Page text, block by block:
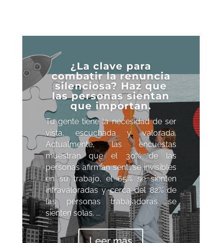
¿La clave para
combatir la renuncia
silenciosa? Haz que
las personas sientan
que importan.
Tu gente tiene la necesidad de ser
vista, escuchada y valorada.
Actualmente, las encuestas
muestran que el 30% de las
personas afirman sentirse invisibles
en su trabajo, el 65% se sienten
infravaloradas y cerca del 82% de
las personas trabajadoras se
sienten solas. ...